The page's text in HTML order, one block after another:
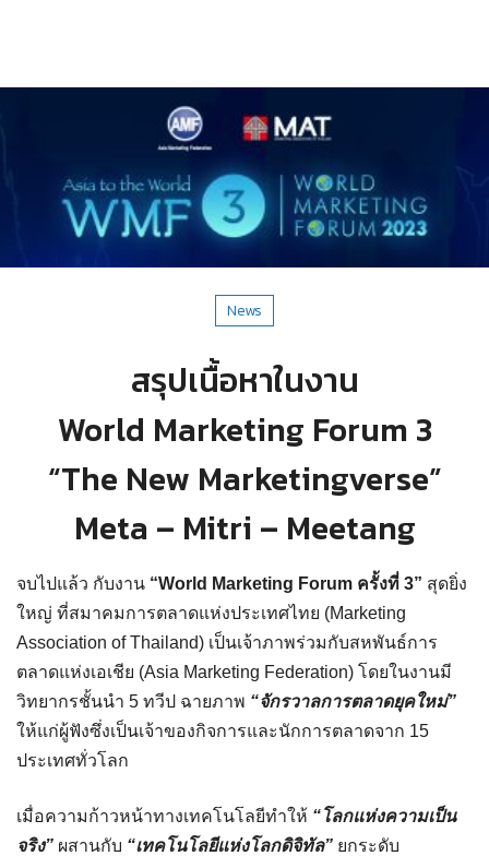
News
สรุปเนื้อหาในงาน
World Marketing Forum 3
“The New Marketingverse”
Meta – Mitri – Meetang
จบไปแล้ว กับงาน “World Marketing Forum ครั้งที่ 3” สุดยิ่ง
ใหญ่ ที่สมาคมการตลาดแห่งประเทศไทย (Marketing
Association of Thailand) เป็นเจ้าภาพร่วมกับสหพันธ์การ
ตลาดแห่งเอเชีย (Asia Marketing Federation) โดยในงานมี
วิทยากรชั้นนำ 5 ทวีป ฉายภาพ “จักรวาลการตลาดยุคใหม่”
ให้แก่ผู้ฟังซึ่งเป็นเจ้าของกิจการและนักการตลาดจาก 15
ประเทศทั่วโลก
เมื่อความก้าวหน้าทางเทคโนโลยีทำให้ “โลกแห่งความเป็น
จริง” ผสานกับ “เทคโนโลยีแห่งโลกดิจิทัล” ยกระดับ